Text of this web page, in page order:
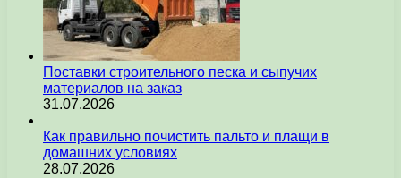
Поставки строительного песка и сыпучих
материалов на заказ
31.07.2026
Как правильно почистить пальто и плащи в
домашних условиях
28.07.2026